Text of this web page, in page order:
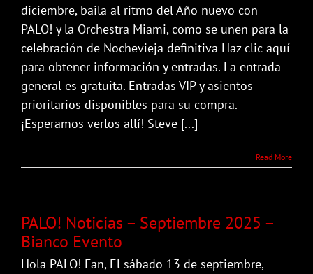
diciembre, baila al ritmo del Año nuevo con
PALO! y la Orchestra Miami, como se unen para la
celebración de Nochevieja definitiva Haz clic aquí
para obtener información y entradas. La entrada
general es gratuita. Entradas VIP y asientos
prioritarios disponibles para su compra.
¡Esperamos verlos allí! Steve [...]
Read More
PALO! Noticias – Septiembre 2025 –
Bianco Evento
Hola PALO! Fan, El sábado 13 de septiembre,